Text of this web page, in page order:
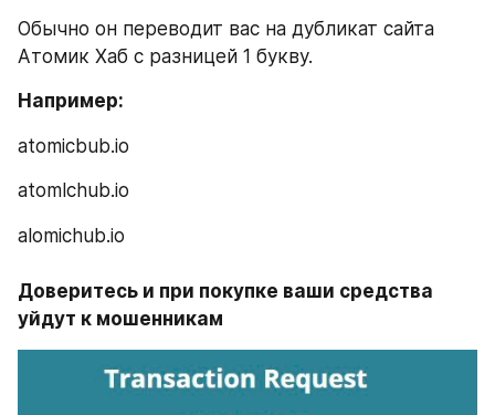
Обычно он переводит вас на дубликат сайта
Атомик Хаб с разницей 1 букву.
Например:
atomicbub.io
atomlchub.io
alomichub.io
Доверитесь и при покупке ваши средства
уйдут к мошенникам